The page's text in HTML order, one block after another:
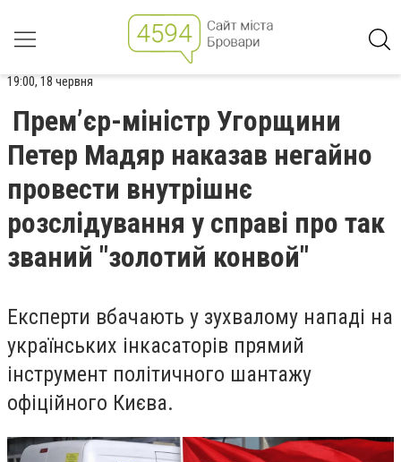
19:00, 18 червня
Прем’єр-міністр Угорщини
Петер Мадяр наказав негайно
провести внутрішнє
розслідування у справі про так
званий "золотий конвой"
Експерти вбачають у зухвалому нападі на
українських інкасаторів прямий
інструмент політичного шантажу
офіційного Києва.